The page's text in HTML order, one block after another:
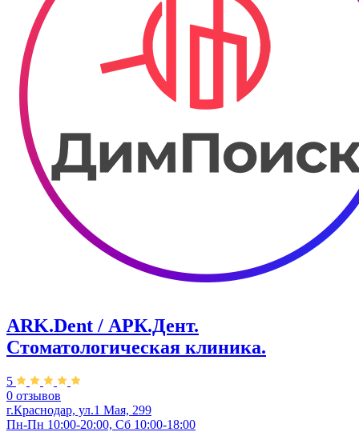
ARK.Dent / АРК.Дент.
Стоматологическая клиника.
5
0 отзывов
г.Краснодар, ул.1 Мая, 299
Пн-Пн 10:00-20:00, Сб 10:00-18:00